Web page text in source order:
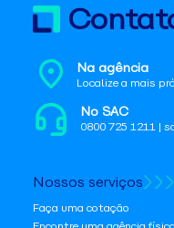
Na agência
Localize a mais
No SAC
0800 725 1211 |
Nossos serviços
Faça uma cotação